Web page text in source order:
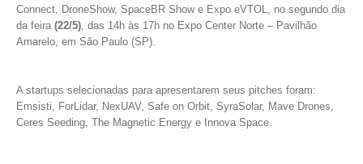
Connect, DroneShow, SpaceBR Show e Expo eVTOL, no segundo dia
da feira (22/5), das 14h às 17h no Expo Center Norte – Pavilhão
Amarelo, em São Paulo (SP).
A startups selecionadas para apresentarem seus pitches foram:
Emsisti, ForLidar, NexUAV, Safe on Orbit, SyraSolar, Mave Drones,
Ceres Seeding, The Magnetic Energy e Innova Space.